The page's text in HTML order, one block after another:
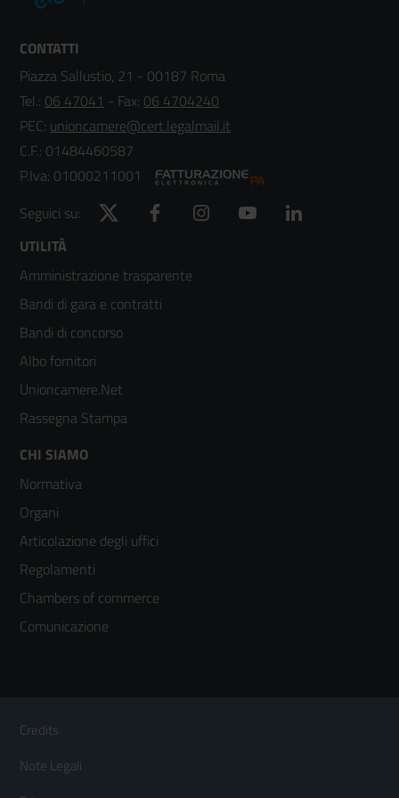
CONTATTI
Piazza Sallustio, 21 - 00187 Roma
Tel.: 06 47041 - Fax: 06 4704240
PEC: unioncamere@cert.legalmail.it
C.F.: 01484460587
P.Iva: 01000211001
Seguici su:
Twitter Facebook Instagram YouTube
Footer
menù
colonna
2
UTILITÀ
Amministrazione trasparente
Bandi di gara e contratti
Bandi di concorso
Albo fornitori
Unioncamere.Net
Rassegna Stampa
Footer
menù
colonna
3
CHI SIAMO
Normativa
Organi
Articolazione degli uffici
Regolamenti
Chambers of commerce
Comunicazione
Footer
Menù
orizzontale
Credits
Note Legali